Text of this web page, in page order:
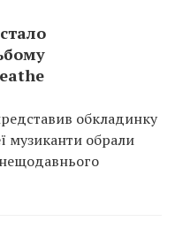
обкладинку
музиканти обрали